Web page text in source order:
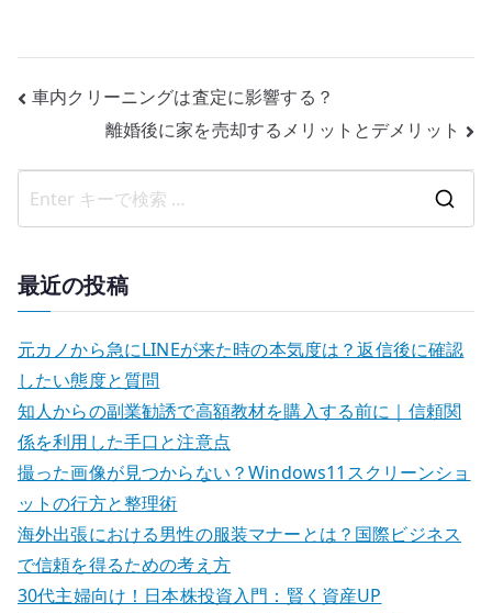
投
ナ
ビ
ゲ
ー
シ
ョ
ン
車内クリーニングは査定に影響する？
離婚後に家を売却するメリットとデメリット
果
最近の投稿
元カノから急にLINEが来た時の本気度は？返信後に確認
したい態度と質問
知人からの副業勧誘で高額教材を購入する前に｜信頼関
係を利用した手口と注意点
撮った画像が見つからない？Windows11スクリーンショ
ットの行方と整理術
海外出張における男性の服装マナーとは？国際ビジネス
で信頼を得るための考え方
30代主婦向け！日本株投資入門：賢く資産UP